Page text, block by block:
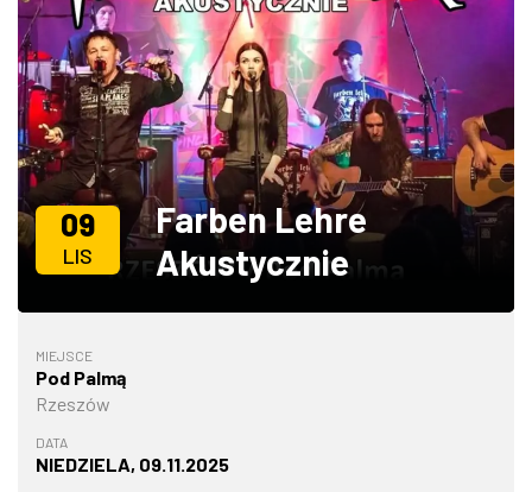
GASTRONOMIA
ZDJĘCIA
W RZESZOWIE
09
LIS
Farben Lehre
Akustycznie
MIEJSCE
Pod Palmą
Rzeszów
DATA
NIEDZIELA, 09.11.2025